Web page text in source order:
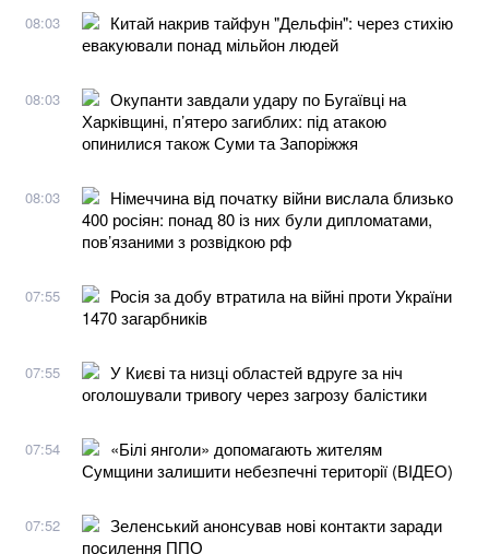
08:03
Китай накрив тайфун "Дельфін": через стихію
евакуювали понад мільйон людей
08:03
Окупанти завдали удару по Бугаївці на
Харківщині, п’ятеро загиблих: під атакою
опинилися також Суми та Запоріжжя
08:03
Німеччина від початку війни вислала близько
400 росіян: понад 80 із них були дипломатами,
пов’язаними з розвідкою рф
07:55
Росія за добу втратила на війні проти України
1470 загарбників
07:55
У Києві та низці областей вдруге за ніч
оголошували тривогу через загрозу балістики
07:54
«Білі янголи» допомагають жителям
Сумщини залишити небезпечні території (ВІДЕО)
07:52
Зеленський анонсував нові контакти заради
посилення ППО